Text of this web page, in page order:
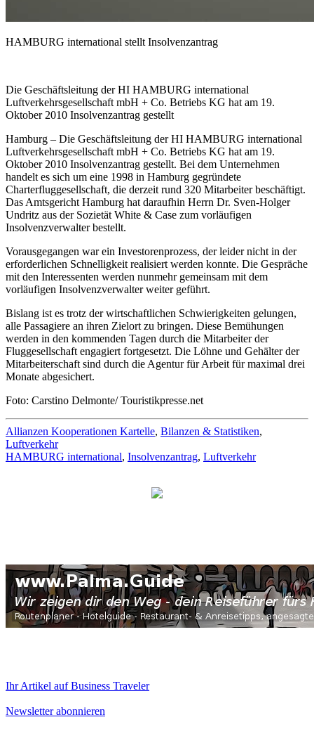
HAMBURG international stellt Insolvenzantrag
Die Geschäftsleitung der HI HAMBURG international
Luftverkehrsgesellschaft mbH + Co. Betriebs KG hat am 19.
Oktober 2010 Insolvenzantrag gestellt
Hamburg – Die Geschäftsleitung der HI HAMBURG international
Luftverkehrsgesellschaft mbH + Co. Betriebs KG hat am 19.
Oktober 2010 Insolvenzantrag gestellt. Bei dem Unternehmen
handelt es sich um eine 1998 in Hamburg gegründete
Charterfluggesellschaft, die derzeit rund 320 Mitarbeiter beschäftigt.
Das Amtsgericht Hamburg hat daraufhin Herrn Dr. Sven-Holger
Undritz aus der Sozietät White & Case zum vorläufigen
Insolvenzverwalter bestellt.
Vorausgegangen war ein Investorenprozess, der leider nicht in der
erforderlichen Schnelligkeit realisiert werden konnte. Die Gespräche
mit den Interessenten werden nunmehr gemeinsam mit dem
vorläufigen Insolvenzverwalter weiter geführt.
Bislang ist es trotz der wirtschaftlichen Schwierigkeiten gelungen,
alle Passagiere an ihren Zielort zu bringen. Diese Bemühungen
werden in den kommenden Tagen durch die Mitarbeiter der
Fluggesellschaft engagiert fortgesetzt. Die Löhne und Gehälter der
Mitarbeiterschaft sind durch die Agentur für Arbeit für maximal drei
Monate abgesichert.
Foto: Carstino Delmonte/ Touristikpresse.net
Allianzen Kooperationen Kartelle, Bilanzen & Statistiken,
Luftverkehr
HAMBURG international, Insolvenzantrag, Luftverkehr
Ihr Artikel auf Business Traveler
Newsletter abonnieren